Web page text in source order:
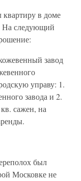
в доме
На следующий
завод
управу: 1.
завода и 2.
сажен, на
был
Московке не